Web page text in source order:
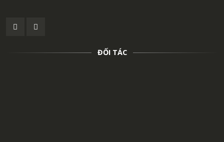
ĐỐI TÁC